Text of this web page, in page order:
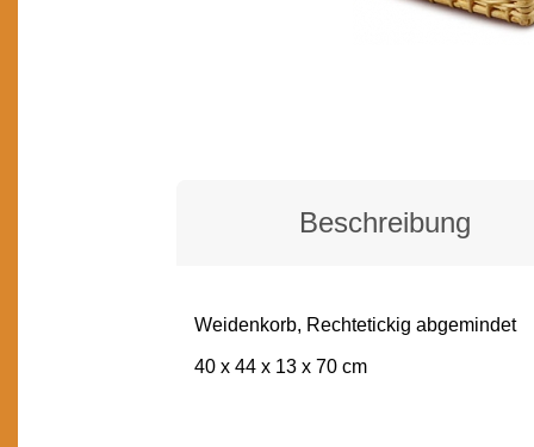
Beschreibung
BESCHREIBUNG
Weidenkorb, Rechtetickig abgemindet
40 x 44 x 13 x 70 cm